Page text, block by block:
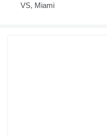
VS, Miami